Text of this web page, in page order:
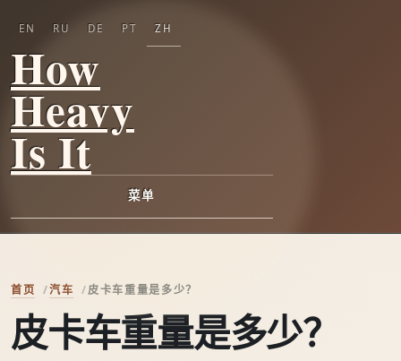
How
Heavy
Is It
菜单
EN RU DE PT ZH
首页 汽车 皮卡车重量是多少？
皮卡车重量是多少？